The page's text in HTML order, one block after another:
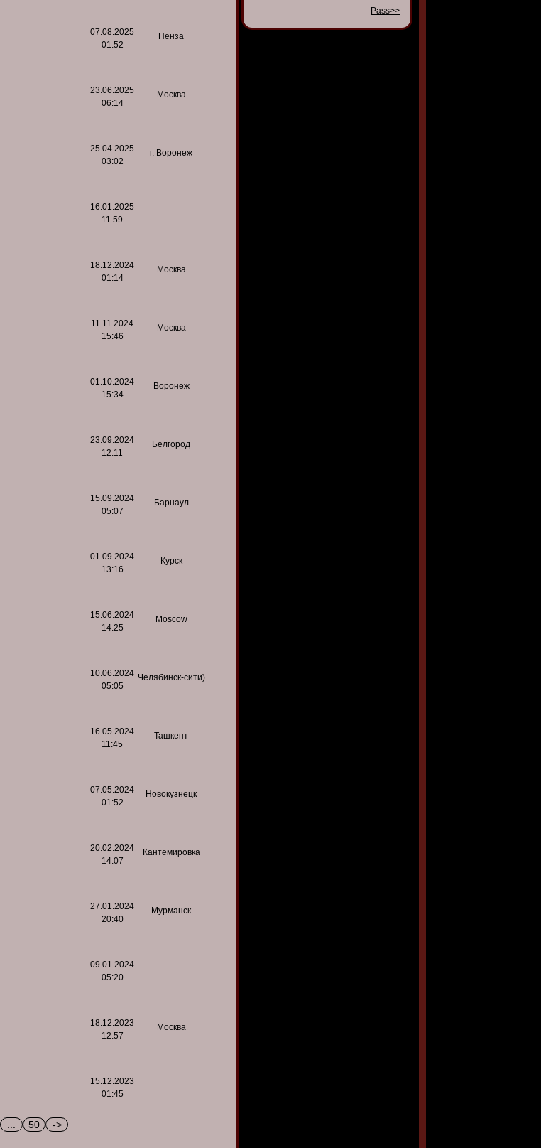
07.08.2025
01:52
Пенза
23.06.2025
06:14
Москва
25.04.2025
03:02
г. Воронеж
16.01.2025
11:59
18.12.2024
01:14
Москва
11.11.2024
15:46
Москва
01.10.2024
15:34
Воронеж
23.09.2024
12:11
Белгород
15.09.2024
05:07
Барнаул
01.09.2024
13:16
Курск
15.06.2024
14:25
Moscow
10.06.2024
05:05
Челябинск-сити)
16.05.2024
11:45
Ташкент
07.05.2024
01:52
Новокузнецк
20.02.2024
14:07
Кантемировка
27.01.2024
20:40
Мурманск
09.01.2024
05:20
18.12.2023
12:57
Москва
15.12.2023
01:45
50 ->
Pass>>